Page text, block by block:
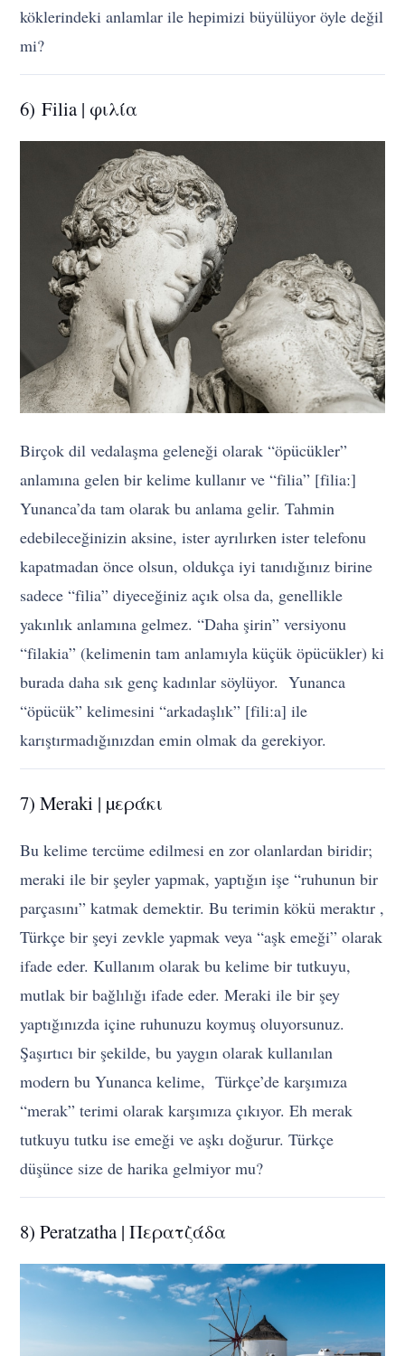
köklerindeki anlamlar ile hepimizi büyülüyor öyle değil
mi?
6) Filia | φιλία
Birçok dil vedalaşma geleneği olarak “öpücükler”
anlamına gelen bir kelime kullanır ve “filia” [filiaː]
Yunanca’da tam olarak bu anlama gelir. Tahmin
edebileceğinizin aksine, ister ayrılırken ister telefonu
kapatmadan önce olsun, oldukça iyi tanıdığınız birine
sadece “filia” diyeceğiniz açık olsa da, genellikle
yakınlık anlamına gelmez. “Daha şirin” versiyonu
“filakia” (kelimenin tam anlamıyla küçük öpücükler) ki
burada daha sık genç kadınlar söylüyor. Yunanca
“öpücük” kelimesini “arkadaşlık” [filiːa] ile
karıştırmadığınızdan emin olmak da gerekiyor.
7) Meraki | µεράκι
Bu kelime tercüme edilmesi en zor olanlardan biridir;
meraki ile bir şeyler yapmak, yaptığın işe “ruhunun bir
parçasını” katmak demektir. Bu terimin kökü meraktır ,
Türkçe bir şeyi zevkle yapmak veya “aşk emeği” olarak
ifade eder. Kullanım olarak bu kelime bir tutkuyu,
mutlak bir bağlılığı ifade eder. Meraki ile bir şey
yaptığınızda içine ruhunuzu koymuş oluyorsunuz.
Şaşırtıcı bir şekilde, bu yaygın olarak kullanılan
modern bu Yunanca kelime, Türkçe’de karşımıza
“merak” terimi olarak karşımıza çıkıyor. Eh merak
tutkuyu tutku ise emeği ve aşkı doğurur. Türkçe
düşünce size de harika gelmiyor mu?
8) Peratzatha | Περατζάδα